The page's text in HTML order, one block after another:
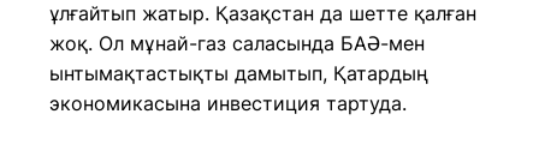
ұлғайтып жатыр. Қазақстан да шетте қалған
жоқ. Ол мұнай-газ саласында БАӘ-мен
ынтымақтастықты дамытып, Қатардың
экономикасына инвестиция тартуда.